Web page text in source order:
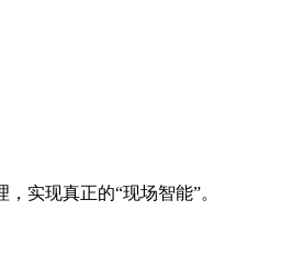
实现真正的“现场智能”。